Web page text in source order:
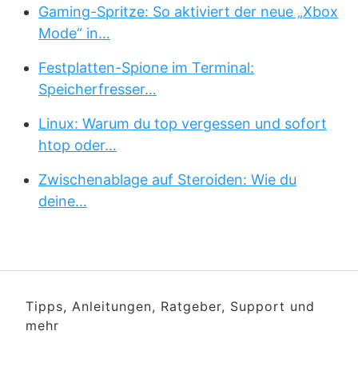
Gaming-Spritze: So aktiviert der neue „Xbox
Mode“ in…
Festplatten-Spione im Terminal:
Speicherfresser…
Linux: Warum du top vergessen und sofort
htop oder…
Zwischenablage auf Steroiden: Wie du
deine…
Tipps, Anleitungen, Ratgeber, Support und
mehr